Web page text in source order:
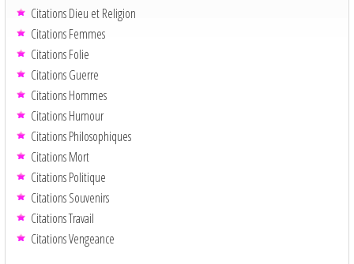
Citations Dieu et Religion
Citations Femmes
Citations Folie
Citations Guerre
Citations Hommes
Citations Humour
Citations Philosophiques
Citations Mort
Citations Politique
Citations Souvenirs
Citations Travail
Citations Vengeance